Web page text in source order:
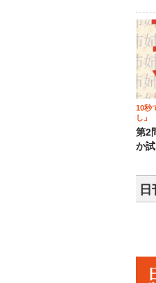
10秒
し」
第2
か